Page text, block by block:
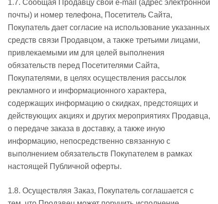
1.7. Сообщая Продавцу свой e-mail (адрес электронной
почты) и номер телефона, Посетитель Сайта,
Покупатель дает согласие на использование указанных
средств связи Продавцом, а также третьими лицами,
привлекаемыми им для целей выполнения
обязательств перед Посетителями Сайта,
Покупателями, в целях осуществления рассылок
рекламного и информационного характера,
содержащих информацию о скидках, предстоящих и
действующих акциях и других мероприятиях Продавца,
о передаче заказа в доставку, а также иную
информацию, непосредственно связанную с
выполнением обязательств Покупателем в рамках
настоящей Публичной оферты.
1.8. Осуществляя Заказ, Покупатель соглашается с